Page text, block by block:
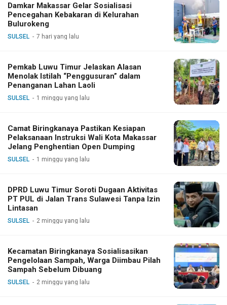
Damkar Makassar Gelar Sosialisasi
Pencegahan Kebakaran di Kelurahan
Bulurokeng
SULSEL 7 hari yang lalu
Pemkab Luwu Timur Jelaskan Alasan
Menolak Istilah “Penggusuran” dalam
Penanganan Lahan Laoli
SULSEL 1 minggu yang lalu
Camat Biringkanaya Pastikan Kesiapan
Pelaksanaan Instruksi Wali Kota Makassar
Jelang Penghentian Open Dumping
SULSEL 1 minggu yang lalu
DPRD Luwu Timur Soroti Dugaan Aktivitas
PT PUL di Jalan Trans Sulawesi Tanpa Izin
Lintasan
SULSEL 2 minggu yang lalu
Kecamatan Biringkanaya Sosialisasikan
Pengelolaan Sampah, Warga Diimbau Pilah
Sampah Sebelum Dibuang
SULSEL 2 minggu yang lalu